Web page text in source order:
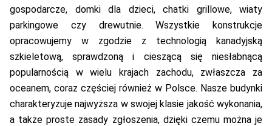
gospodarcze, domki dla dzieci, chatki grillowe, wiaty
parkingowe czy drewutnie. Wszystkie konstrukcje
opracowujemy w zgodzie z technologią kanadyjską
szkieletową, sprawdzoną i cieszącą się niesłabnącą
popularnością w wielu krajach zachodu, zwłaszcza za
oceanem, coraz częściej również w Polsce. Nasze budynki
charakteryzuje najwyższa w swojej klasie jakość wykonania,
a także proste zasady zgłoszenia, dzięki czemu można je